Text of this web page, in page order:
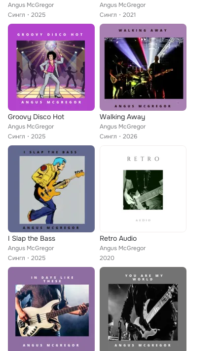
Angus McGregor
Сингл
2025
Angus McGregor
Сингл
2021
Groovy Disco Hot
Angus McGregor
Сингл
2025
Walking Away
Angus McGregor
Сингл
2026
I Slap the Bass
Angus McGregor
Сингл
2025
Retro Audio
Angus McGregor
2020